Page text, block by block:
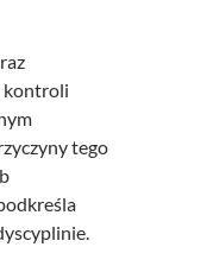
kontroli
tego